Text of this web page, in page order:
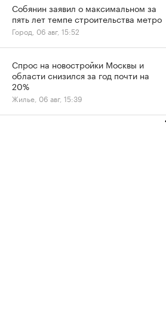
Собянин заявил о максимальном за
пять лет темпе строительства метро
Город, 06 авг, 15:52
Спрос на новостройки Москвы и
области снизился за год почти на
20%
Жилье, 06 авг, 15:39